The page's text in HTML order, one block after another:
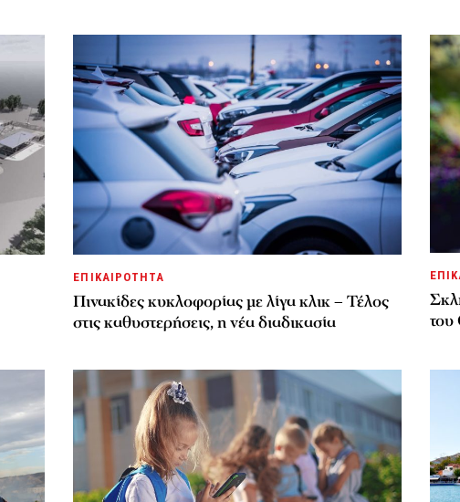
ΕΠΙΚΑΙΡΟΤΗΤΑ
Πινακίδες κυκλοφορίας με λίγα κλικ – Τέλος
στις καθυστερήσεις, η νέα διαδικασία
του